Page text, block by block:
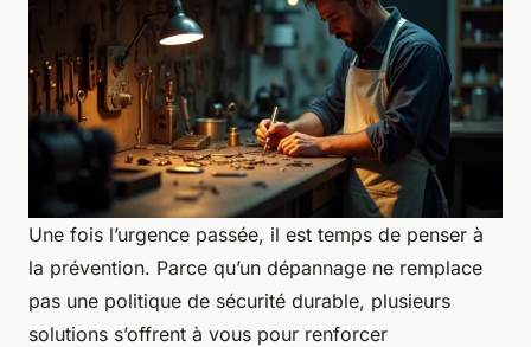
Une fois l’urgence passée, il est temps de penser à
la prévention. Parce qu’un dépannage ne remplace
pas une politique de sécurité durable, plusieurs
solutions s’offrent à vous pour renforcer